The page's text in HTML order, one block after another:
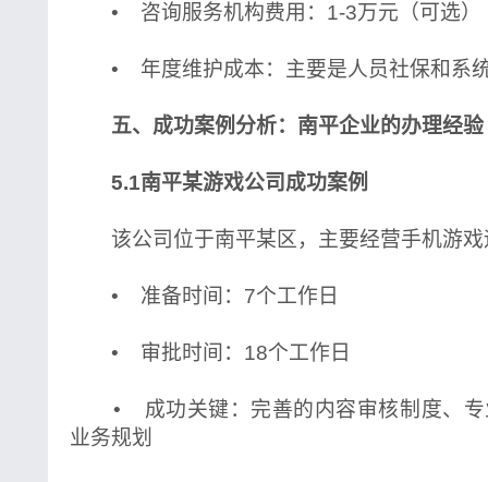
• 咨询服务机构费用：1-3万元（可选）
• 年度维护成本：主要是人员社保和系
五、成功案例分析：南平企业的办理经验
5.1南平某游戏公司成功案例
该公司位于南平某区，主要经营手机游戏
• 准备时间：7个工作日
• 审批时间：18个工作日
• 成功关键：完善的内容审核制度、专
业务规划